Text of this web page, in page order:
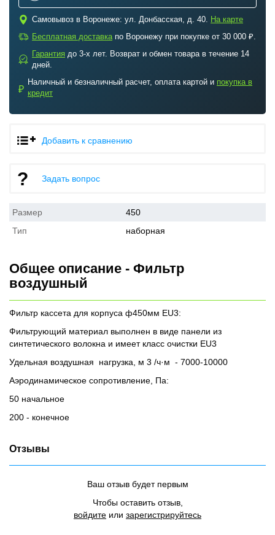
c Самовывоз в Воронеже: ул. Донбасская, д. 40. На карте
a Бесплатная доставкапо Воронежу при покупке от 30 000 ₽.
b
Гарантия до 3-х лет. Возврат и обмен товара в течение 14
дней.
₽
Наличный и безналичный расчет, оплата картой и покупка в
кредит
Добавить к сравнению
Задать вопрос
Размер
450
Тип
наборная
Общее описание - Фильтр
воздушный
Фильтр кассета для корпуса ф450мм EU3:
Фильтрующий материал выполнен в виде панели из
синтетического волокна и имеет класс очистки EU3
Удельная воздушная нагрузка, м 3 /ч·м - 7000-10000
Аэродинамическое сопротивление, Па:
50 начальное
200 - конечное
Отзывы
Ваш отзыв будет первым
Чтобы оставить отзыв,
войдите или зарегистрируйтесь